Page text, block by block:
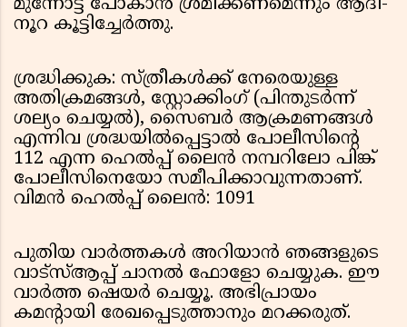
മുന്നോട്ട് പോകാൻ ശ്രമിക്കണമെന്നും ആദി-
നൂറ കൂട്ടിച്ചേർത്തു.
ശ്രദ്ധിക്കുക: സ്ത്രീകൾക്ക് നേരെയുള്ള
അതിക്രമങ്ങൾ, സ്റ്റോക്കിംഗ് (പിന്തുടർന്ന്
ശല്യം ചെയ്യൽ), സൈബർ ആക്രമണങ്ങൾ
എന്നിവ ശ്രദ്ധയിൽപ്പെട്ടാൽ പോലീസിന്റെ
112 എന്ന ഹെൽപ്പ് ലൈൻ നമ്പറിലോ പിങ്ക്
പോലീസിനെയോ സമീപിക്കാവുന്നതാണ്.
വിമൻ ഹെൽപ്പ് ലൈൻ: 1091
പുതിയ വാർത്തകൾ അറിയാൻ ഞങ്ങളുടെ
വാട്സ്ആപ്പ് ചാനൽ ഫോളോ ചെയ്യുക. ഈ
വാർത്ത ഷെയർ ചെയ്യൂ. അഭിപ്രായം
കമന്റായി രേഖപ്പെടുത്താനും മറക്കരുത്.